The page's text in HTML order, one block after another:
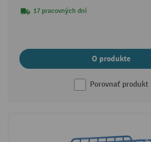
17 pracovných dní
O produkte
Porovnať produkt